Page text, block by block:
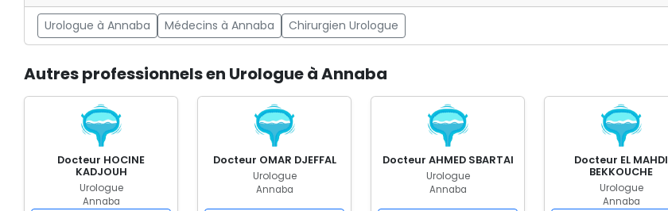
Urologue à Annaba Médecins à Annaba Chirurgien Urologue
Autres professionnels en Urologue à Annaba
Docteur HOCINE
KADJOUH
Urologue
Annaba
Docteur OMAR DJEFFAL
Urologue
Annaba
Docteur AHMED SBARTAI
Urologue
Annaba
Docteur EL MAHDI
BEKKOUCHE
Urologue
Annaba